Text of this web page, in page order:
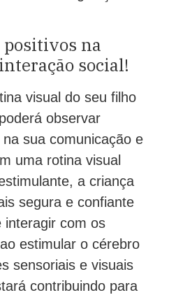
na
social!
visual do seu filho
observar
sua comunicação e
uma rotina visual
a criança
segura e confiante
interagir com os
estimular o cérebro
sensoriais e visuais
contribuindo para